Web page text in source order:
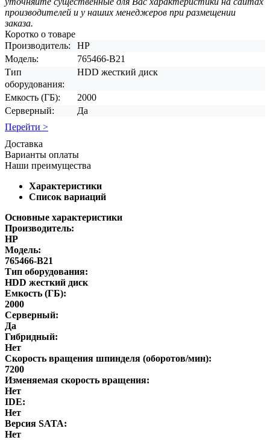
производителей и у наших менеджеров при размещении
заказа.
Коротко о товаре
Производитель:
HP
Модель:
765466-B21
Тип
оборудования:
HDD жесткий диск
Емкость (ГБ):
2000
Серверный:
Да
Перейти >
Доставка
Варианты оплаты
Наши преимущества
Характеристики
Список вариаций
Основные характеристики
Производитель:
HP
Модель:
765466-B21
Тип оборудования:
HDD жесткий диск
Емкость (ГБ):
2000
Серверный:
Да
Гибридный:
Нет
Скорость вращения шпинделя (оборотов/мин):
7200
Изменяемая скорость вращения:
Нет
IDE:
Нет
Версия SATA:
Нет